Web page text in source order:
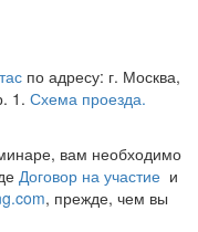
по адресу: г. Москва,
1. Схема проезда.
вам необходимо
Договор на участие и
, прежде, чем вы